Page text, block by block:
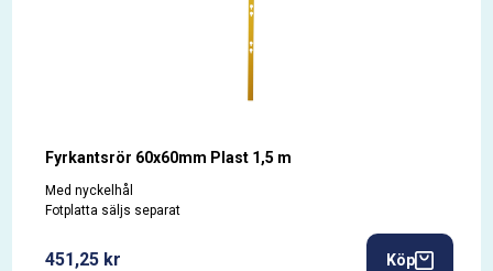
Fyrkantsrör 60x60mm Plast 1,5 m
Med nyckelhål
Fotplatta säljs separat
451,25 kr Köp